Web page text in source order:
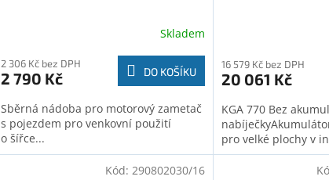
Skladem
2 306 Kč bez DPH
2 790 Kč DO KOŠÍKU
Sběrná nádoba pro motorový zametač
s pojezdem pro venkovní použití
o šířce...
16 579 Kč bez DPH
20 061 Kč
KGA 770 Bez
pro velké plochy v
Kód: 290802030/16